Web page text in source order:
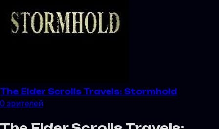
The Elder Scrolls Travels: Stormhold
0 зрителей